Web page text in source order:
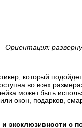
Ориентация:
который
во всех
может быть
окон, подарков,
эксклюзивности с